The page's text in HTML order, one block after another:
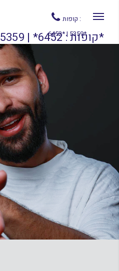
קופות :
6452* | 5359*
קופות : 6452* | 5359*